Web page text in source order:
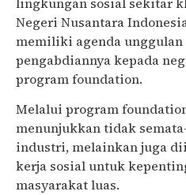
Negeri Nusantara
memiliki agenda unggulan
pengabdiannya kepada
program foundation.
Melalui program
menunjukkan tidak
industri, melainkan juga
kerja sosial untuk
masyarakat luas.